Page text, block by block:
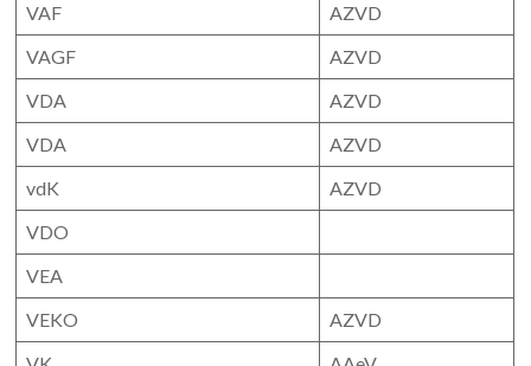
VAF
AZVD
VAGF
AZVD
VDA
AZVD
VDA
AZVD
vdK
AZVD
VDO
VEA
VEKO
AZVD